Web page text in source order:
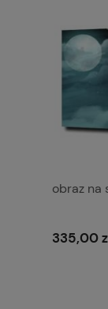
obraz na
335,00